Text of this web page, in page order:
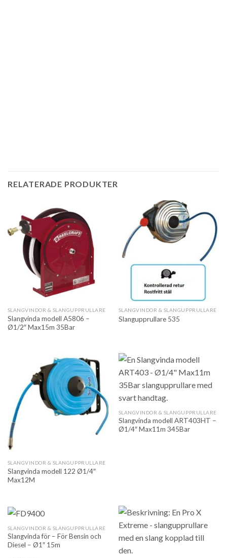
RELATERADE PRODUKTER
SLANGVINDOR & SLANGUPPRULLARE
Slangvinda modell A5806 –
Ø1/2″ Max15m 35Bar
SLANGVINDOR & SLANGUPPRULLARE
Slangupprullare 535
SLANGVINDOR & SLANGUPPRULLARE
Slangvinda modell 122 Ø1/4″
Max12M
SLANGVINDOR & SLANGUPPRULLARE
Slangvinda modell ART403HT –
Ø1/4″ Max11m 345Bar
SLANGVINDOR & SLANGUPPRULLARE
Slangvinda för – För Bensin och
Diesel – Ø1″ 15m